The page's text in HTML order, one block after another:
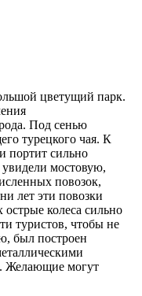
цветущий парк.
Под сенью
турецкого чая. К
портит сильно
мостовую,
повозок,
лет эти повозки
колеса сильно
туристов, чтобы не
был построен
Желающие могут